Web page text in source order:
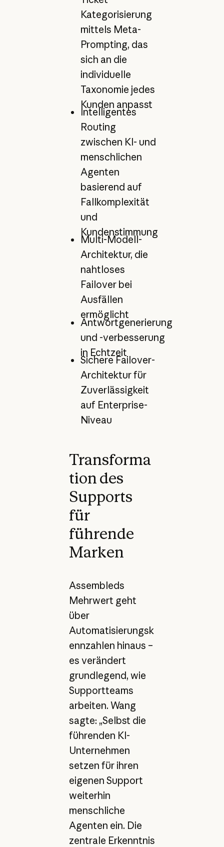
Kategorisierung
mittels Meta-
Prompting, das
sich an die
individuelle
Taxonomie jedes
Kunden anpasst
Intelligentes
Routing
zwischen KI- und
menschlichen
Agenten
basierend auf
Fallkomplexität
und
Kundenstimmung
Multi-Modell-
Architektur, die
nahtloses
Failover bei
Ausfällen
ermöglicht
Antwortgenerierung
und -verbesserung
in Echtzeit
Sichere Failover-
Architektur für
Zuverlässigkeit
auf Enterprise-
Niveau
Transforma
tion des
Supports
für
führende
Marken
Assembleds
Mehrwert geht
über
Automatisierungsk
ennzahlen hinaus –
es verändert
grundlegend, wie
Supportteams
arbeiten. Wang
sagte: „Selbst die
führenden KI-
Unternehmen
setzen für ihren
eigenen Support
weiterhin
menschliche
Agenten ein. Die
zentrale Erkenntnis